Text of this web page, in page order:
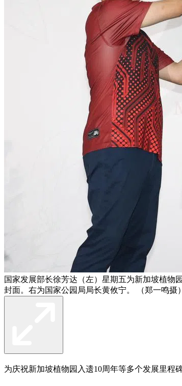
国家发展部长徐芳达（左）星期五为新加坡植物
封面。右为国家公园局局长黄攸宁。 （郑一鸣摄）
为庆祝新加坡植物园入遗10周年等多个发展里程